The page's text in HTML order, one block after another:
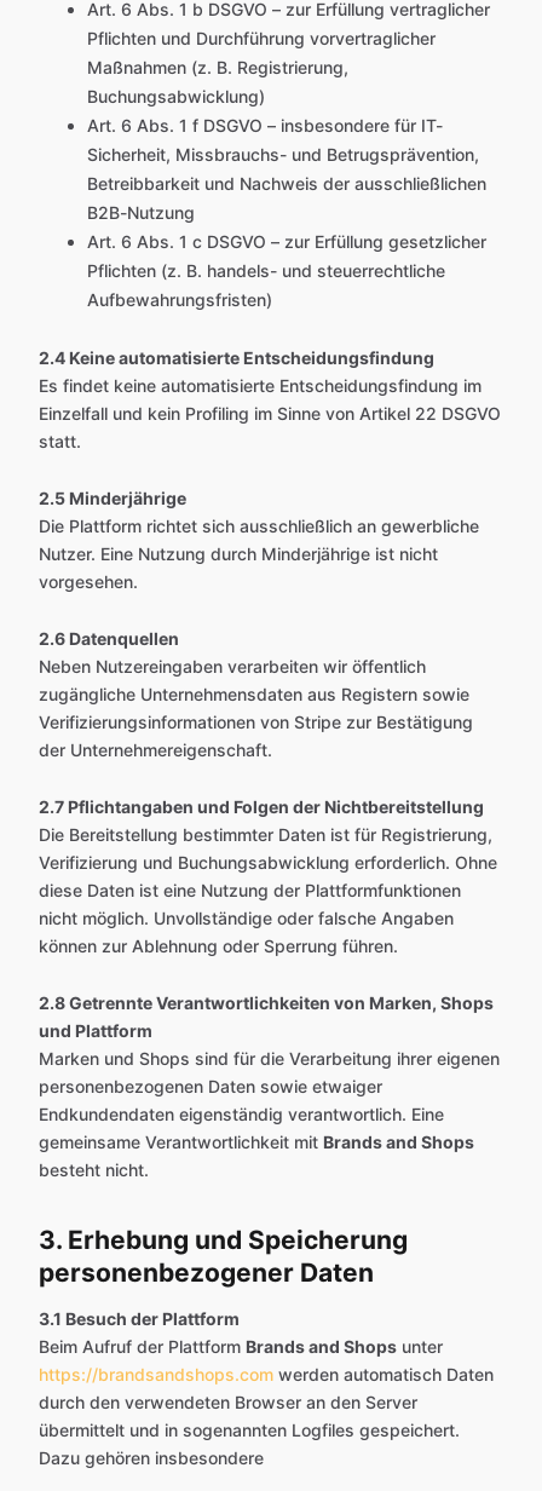
Art. 6 Abs. 1 b DSGVO – zur Erfüllung vertraglicher
Pflichten und Durchführung vorvertraglicher
Maßnahmen (z. B. Registrierung,
Buchungsabwicklung)
Art. 6 Abs. 1 f DSGVO – insbesondere für IT-
Sicherheit, Missbrauchs- und Betrugsprävention,
Betreibbarkeit und Nachweis der ausschließlichen
B2B-Nutzung
Art. 6 Abs. 1 c DSGVO – zur Erfüllung gesetzlicher
Pflichten (z. B. handels- und steuerrechtliche
Aufbewahrungsfristen)
2.4 Keine automatisierte Entscheidungsfindung
Es findet keine automatisierte Entscheidungsfindung im
Einzelfall und kein Profiling im Sinne von Artikel 22 DSGVO
statt.
2.5 Minderjährige
Die Plattform richtet sich ausschließlich an gewerbliche
Nutzer. Eine Nutzung durch Minderjährige ist nicht
vorgesehen.
2.6 Datenquellen
Neben Nutzereingaben verarbeiten wir öffentlich
zugängliche Unternehmensdaten aus Registern sowie
Verifizierungsinformationen von Stripe zur Bestätigung
der Unternehmereigenschaft.
2.7 Pflichtangaben und Folgen der Nichtbereitstellung
Die Bereitstellung bestimmter Daten ist für Registrierung,
Verifizierung und Buchungsabwicklung erforderlich. Ohne
diese Daten ist eine Nutzung der Plattformfunktionen
nicht möglich. Unvollständige oder falsche Angaben
können zur Ablehnung oder Sperrung führen.
2.8 Getrennte Verantwortlichkeiten von Marken, Shops
und Plattform
Marken und Shops sind für die Verarbeitung ihrer eigenen
personenbezogenen Daten sowie etwaiger
Endkundendaten eigenständig verantwortlich. Eine
gemeinsame Verantwortlichkeit mit Brands and Shops
besteht nicht.
3. Erhebung und Speicherung
personenbezogener Daten
3.1 Besuch der Plattform
Beim Aufruf der Plattform Brands and Shops unter
https://brandsandshops.com werden automatisch Daten
durch den verwendeten Browser an den Server
übermittelt und in sogenannten Logfiles gespeichert.
Dazu gehören insbesondere